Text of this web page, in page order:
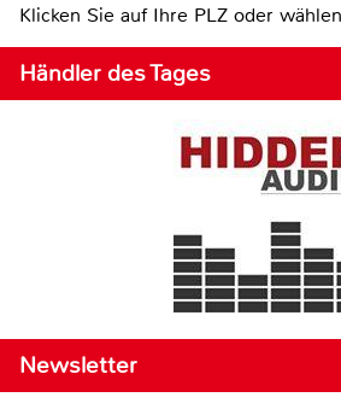
Klicken Sie auf Ihre PLZ oder
Händler des Tages
Newsletter